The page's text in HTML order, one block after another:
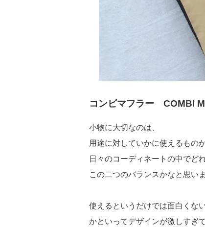
コンビマフラー COMBI
小物に大切なのは、
用途に対していかに使えるもの
日々のコーディネートの中でど
この二つのバランスかなと思いま
使えるというだけでは面白くない
かといってデザインが激しすぎ